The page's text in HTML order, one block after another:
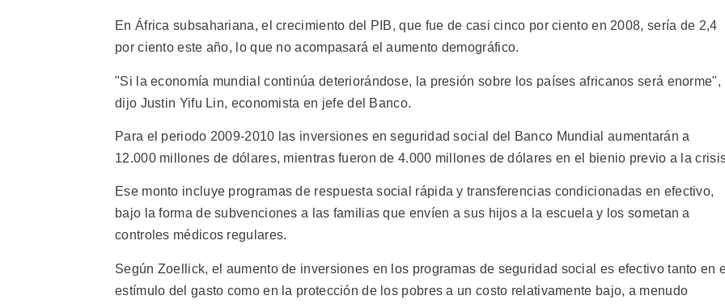
En África subsahariana, el crecimiento del PIB, que fue de casi cinco por ciento en 2008, sería de 2,4
por ciento este año, lo que no acompasará el aumento demográfico.
"Si la economía mundial continúa deteriorándose, la presión sobre los países africanos será enorme",
dijo Justin Yifu Lin, economista en jefe del Banco.
Para el periodo 2009-2010 las inversiones en seguridad social del Banco Mundial aumentarán a
12.000 millones de dólares, mientras fueron de 4.000 millones de dólares en el bienio previo a la
Ese monto incluye programas de respuesta social rápida y transferencias condicionadas en efectivo,
bajo la forma de subvenciones a las familias que envíen a sus hijos a la escuela y los sometan a
controles médicos regulares.
Según Zoellick, el aumento de inversiones en los programas de seguridad social es efectivo tanto en
estímulo del gasto como en la protección de los pobres a un costo relativamente bajo, a menudo